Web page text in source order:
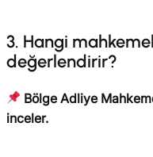
3. Hangi
değerlendirir?
Bölge Adliye
inceler.